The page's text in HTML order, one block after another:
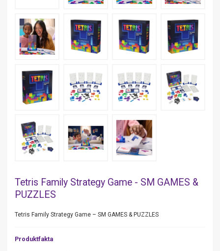
Tetris Family Strategy Game - SM GAMES &
PUZZLES
Tetris Family Strategy Game – SM GAMES & PUZZLES
Produktfakta